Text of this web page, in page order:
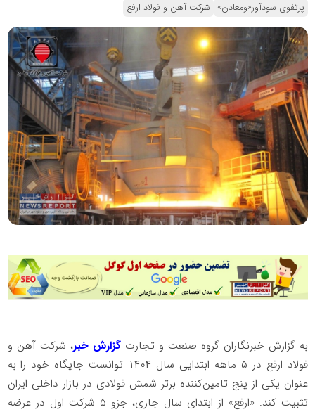
پرتفوی سودآور«ومعادن» شرکت آهن و فولاد ارفع
به گزارش خبرنگاران گروه صنعت و تجارت گزارش خبر، شرکت آهن و
فولاد ارفع در ۵ ماهه ابتدایی سال ۱۴۰۴ توانست جایگاه خود را به
عنوان یکی از پنج تامین‌کننده برتر شمش فولادی در بازار داخلی ایران
تثبیت کند. «ارفع» از ابتدای سال جاری، جزو ۵ شرکت اول در عرضه